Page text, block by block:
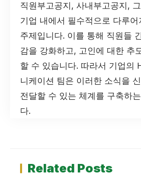
직원부고공지, 사내부고공지,
기업 내에서 필수적으로 다루
주제입니다. 이를 통해 직원들
감을 강화하고, 고인에 대한 추
할 수 있습니다. 따라서 기업의
니케이션 팀은 이러한 소식을
전달할 수 있는 체계를 구축하
다.
Related Posts